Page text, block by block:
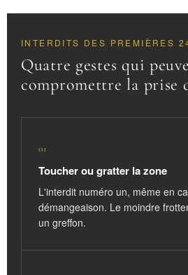
INTERDITS DES PREMIÈRES
Quatre gestes qui
compromettre la prise
01
Toucher ou gratter la zone
L'interdit numéro un, même en
démangeaison. Le moindre
un greffon.